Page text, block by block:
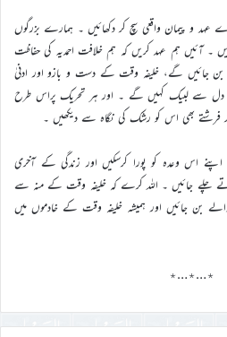
و پیمان واقعی سچ کر دکھائیں ۔ ہمارے بزرگوں
۔ آئیں ہم عہد کریں کہ ہم خلافت احمدیہ کی حفاظت
بن جائیں گے، خلیفہ وقت کے دست و بازو اور ادنیٰ
دل سے لبیک کہیں گے ۔ اور ہر تحریک پراس طرح
فرشتے بھی اس کو رشک کی نگاہ سے دیکھیں ۔
اس وعدہ کو پورا کرسکیں اور زندگی کے آخری
چلے جائیں ۔ الله کرے کہ خلیفہ وقت کے منہ سے
بن جائیں اور ہمیشہ خلیفہ وقت کے خادموں میں
٭…٭…٭